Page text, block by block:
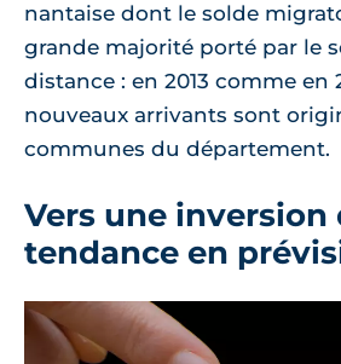
nantaise dont le solde
grande majorité porté par le
distance : en 2013 comme en
nouveaux arrivants sont
communes du département.
Vers une inversion
tendance en